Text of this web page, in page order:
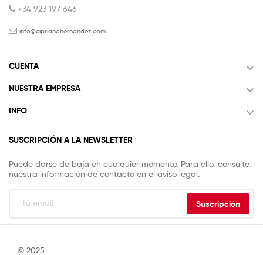
+34 923 197 646
info@ciprianohernandez.com
CUENTA 
NUESTRA EMPRESA 
INFO 
SUSCRIPCIÓN A LA NEWSLETTER
Puede darse de baja en cualquier momento. Para ello, consulte
nuestra información de contacto en el aviso legal.
Suscripción
© 2025